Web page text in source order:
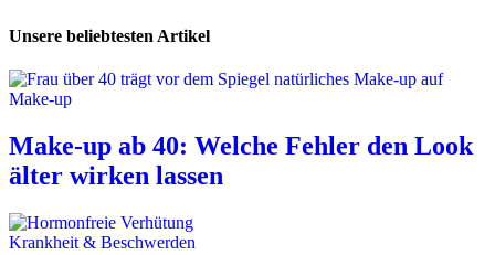
Unsere beliebtesten Artikel
Make-up
Make-up ab 40: Welche Fehler den Look
älter wirken lassen
Krankheit & Beschwerden